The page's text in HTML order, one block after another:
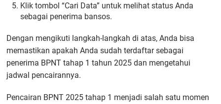
Klik tombol “Cari Data” untuk melihat status Anda
sebagai penerima bansos.
Dengan mengikuti langkah-langkah di atas, Anda bisa
memastikan apakah Anda sudah terdaftar sebagai
penerima BPNT tahap 1 tahun 2025 dan mengetahui
jadwal pencairannya.
Pencairan BPNT 2025 tahap 1 menjadi salah satu momen